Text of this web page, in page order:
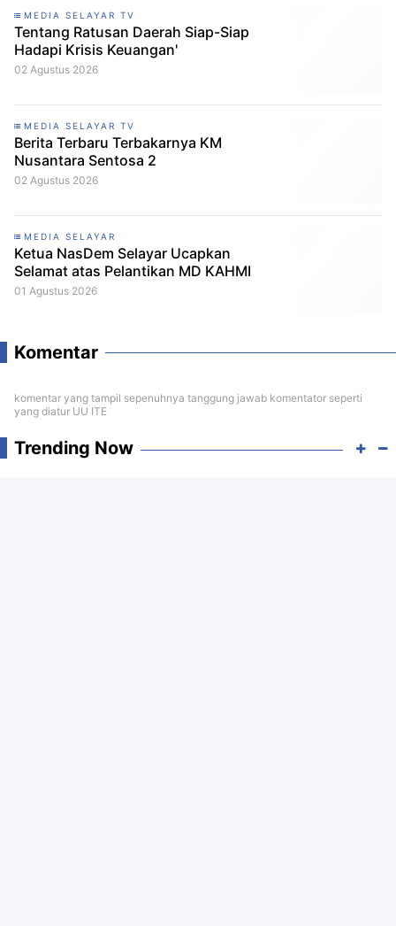
MEDIA SELAYAR TV
Tentang Ratusan Daerah Siap-Siap
Hadapi Krisis Keuangan'
02 Agustus 2026
MEDIA SELAYAR TV
Berita Terbaru Terbakarnya KM
Nusantara Sentosa 2
02 Agustus 2026
MEDIA SELAYAR
Ketua NasDem Selayar Ucapkan
Selamat atas Pelantikan MD KAHMI
01 Agustus 2026
Komentar
komentar yang tampil sepenuhnya tanggung jawab komentator seperti
yang diatur UU ITE
Trending Now